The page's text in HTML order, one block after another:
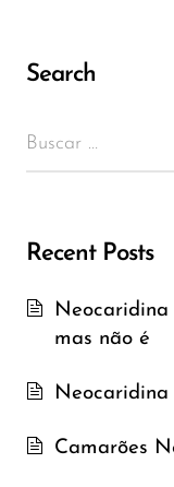
Search
Recent Posts
mas não é
Neocaridina
Camarões